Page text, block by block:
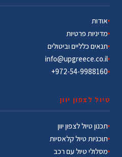
אודות
מדיניות פרטיות
תנאים כלליים וביטולים
info@upgreece.co.il
972-54-9988160+
טיול לצפון יוון
תכנון טיול לצפון יוון
תוכניות טיול קלאסיות
מסלולי טיול עם רכב